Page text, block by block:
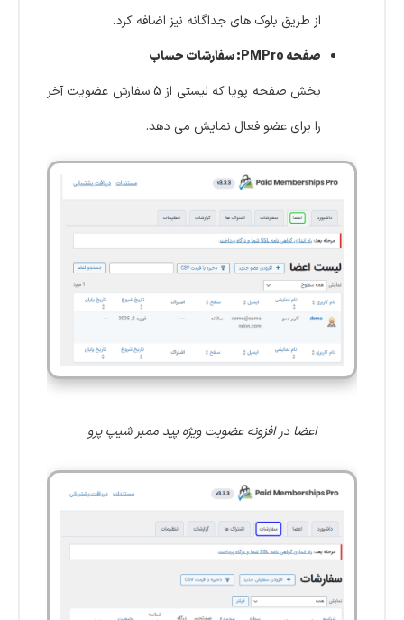
از طریق بلوک های جداگانه نیز اضافه کرد.
صفحه PMPro: سفارشات حساب
بخش صفحه پویا که لیستی از 5 سفارش عضویت آخر
را برای عضو فعال نمایش می دهد.
اعضا در افزونه عضویت ویژه پید ممبر شیپ پرو